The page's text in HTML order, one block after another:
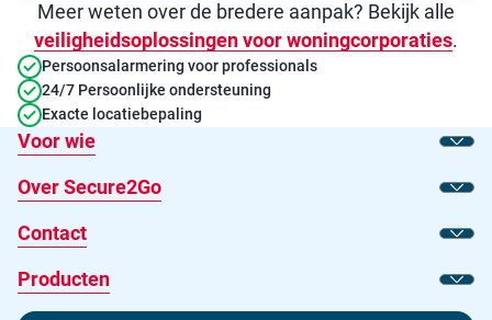
Meer weten over de bredere aanpak? Bekijk alle
veiligheidsoplossingen voor woningcorporaties.
Persoonsalarmering voor professionals
24/7 Persoonlijke ondersteuning
Exacte locatiebepaling
Voor wie
Toon
Over Secure2Go
Toon
Contact
Toon
Producten
Toon